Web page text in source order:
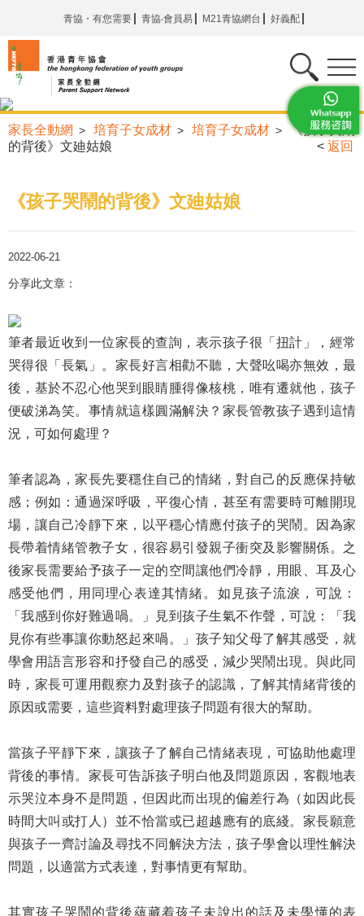
青協・有您需要 青協‧會員易 M21青協網台 好義配
家長全動網 > 培育子女成材 > 培育子女成材 >
《孩子哭鬧
的背後》文廸姑娘
< 返回
《孩子哭鬧的背後》文廸姑娘
2022-06-21
分享此文章：
筆者最近收到一位家長的查詢，表示孩子很「扭計」，經常
哭得很「長氣」。家長好言相勸不聽，大聲吆喝亦無效，最
後，基於不忍心他哭到眼睛腫得像核桃，唯有遷就他，孩子
便破涕為笑。事情就這樣圓滿解決？家長管教孩子遇到這情
況，可如何處理？
筆者認為，家長先要穩住自己的情緒，對自己的反應保持敏
感；例如：通過深呼吸，平復心情，甚至有需要時可離開現
場，讓自己冷靜下來，以平穩心情應付孩子的哭鬧。因為家
長帶着情緒管教子女，很容易引發親子衝突及影響關係。之
後家長需要給予孩子一定的空間讓他們冷靜，用眼、耳及心
感受他們，用同理心表達其情緒。如見孩子流淚，可說：
「我感到你好難過喎。」見到孩子生氣不作聲，可說：「我
見你有些事讓你動怒起來喎。」孩子知父母了解其感受，就
學會用語言形容和抒發自己的感受，減少哭鬧出現。與此同
時，家長可運用觀察力及對孩子的認識，了解其情緒背後的
原因或需要，這些資料對處理孩子問題有很大的幫助。
當孩子平靜下來，讓孩子了解自己情緒表現，可協助他處理
背後的事情。家長可告訴孩子明白他及問題原因，客觀地表
示哭泣本身不是問題，但因此而出現的偏差行為（如因此長
時間大叫或打人）並不恰當或已超越應有的底綫。家長願意
與孩子一齊討論及尋找不同解決方法，孩子學會以理性解決
問題，以適當方式表達，對事情更有幫助。
其實孩子哭鬧的背後蘊藏着孩子未說出的話及未學懂的表